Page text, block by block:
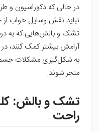
در حالی که دکوراسیون و
نباید نقش وسایل خواب
تشک و بالش‌هایی که به
آرامش بیشتر کمک کنند،
به شکل‌گیری مشکلات
منجر شوند.
تشک و بالش:
راحت